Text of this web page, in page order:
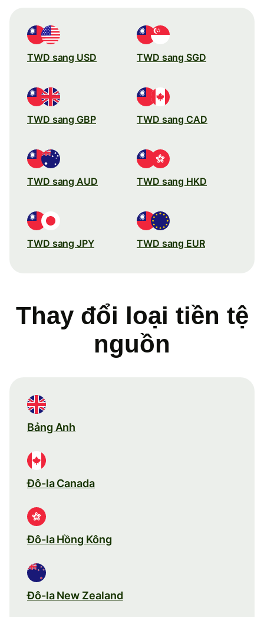
TWD sang USD TWD sang SGD
TWD sang GBP TWD sang CAD
TWD sang AUD TWD sang HKD
TWD sang JPY TWD sang EUR
Thay đổi loại tiền tệ
nguồn
Bảng Anh
Đô-la Canada
Đô-la Hồng Kông
Đô-la New Zealand